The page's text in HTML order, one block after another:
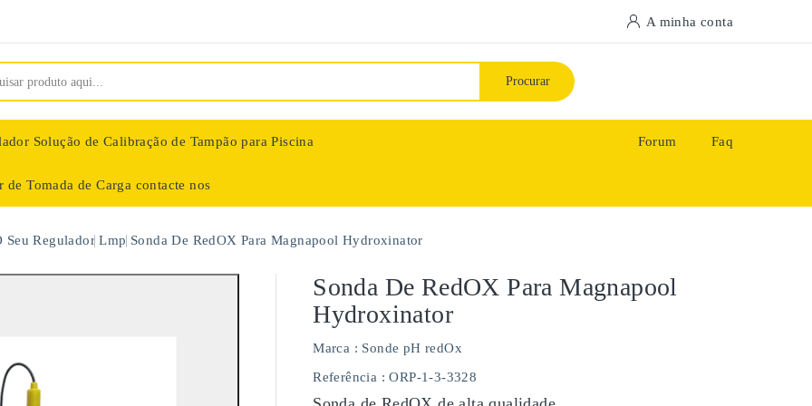
A minha conta
Procurar
Solução de Calibração de Tampão para Piscina
de Tomada de Carga contacte nos
Forum Faq
Seu Regulador Lmp Sonda De RedOX Para Magnapool Hydroxinator
Sonda De RedOX Para Magnapool
Hydroxinator
Marca : Sonde pH redOx
Referência : ORP-1-3-3328